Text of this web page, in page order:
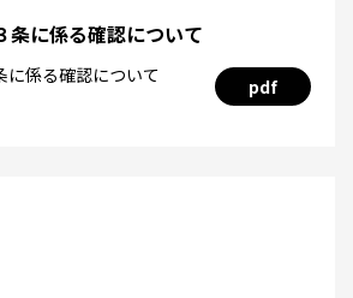
条に係る確認について
係る確認について
pdf